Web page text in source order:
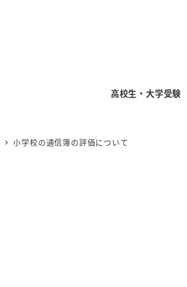
高校生・大学受験
小学校の通信簿の評価について